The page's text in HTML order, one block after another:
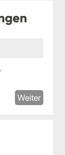
Weiter